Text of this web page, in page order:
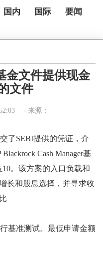
国内 国际
要闻
金文件提供现金
文件
来源：
了SEBI提供的凭证，介
Cash Manager基
。该方案的入口负载和
长和股息选择，并寻求收
基准测试。最低申请金额